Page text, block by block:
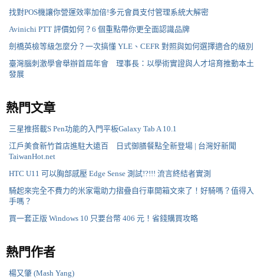
找對POS機讓你營運效率加倍!多元會員支付管理系統大解密
Avinichi PTT 評價如何？6 個重點帶你更全面認識品牌
劍橋英檢等級怎麼分？一次搞懂 YLE、CEFR 對照與如何選擇適合的級別
臺灣腦刺激學會舉辦首屆年會 理事長：以學術實證與人才培育推動本土
發展
熱門文章
三星推搭載S Pen功能的入門平板Galaxy Tab A 10.1
江戶美食新竹首店進駐大遠百 日式御膳餐點全新登場 | 台灣好新聞
TaiwanHot.net
HTC U11 可以胸部感壓 Edge Sense 測試!?!!! 流言終結者實測
騎起來完全不費力的米家電助力摺疊自行車開箱文來了！好騎嗎？值得入
手嗎？
買一套正版 Windows 10 只要台幣 406 元！省錢購買攻略
熱門作者
楊又肇 (Mash Yang)